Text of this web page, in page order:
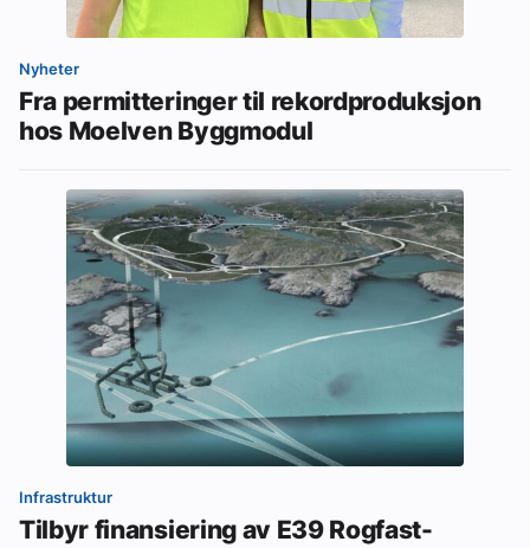
Nyheter
Fra permitteringer til rekordproduksjon
hos Moelven Byggmodul
Infrastruktur
Tilbyr finansiering av E39 Rogfast-